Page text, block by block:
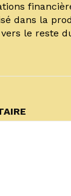
dans la
le reste